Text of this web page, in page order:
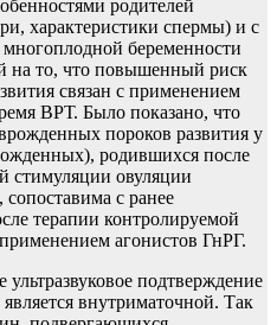
родителей
характеристики спермы) и с
беременности
на то, что повышенный риск
связан с применением
ВРТ. Было показано, что
пороков развития у
родившихся после
стимуляции овуляции
с ранее
терапии контролируемой
агонистов ГнРГ.
подтверждение
внутриматочной. Так